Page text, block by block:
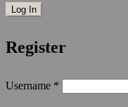
Register
Username *